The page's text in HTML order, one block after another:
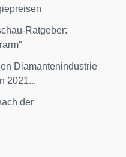
Ratgeber:
Diamantenindustrie
2021...
der